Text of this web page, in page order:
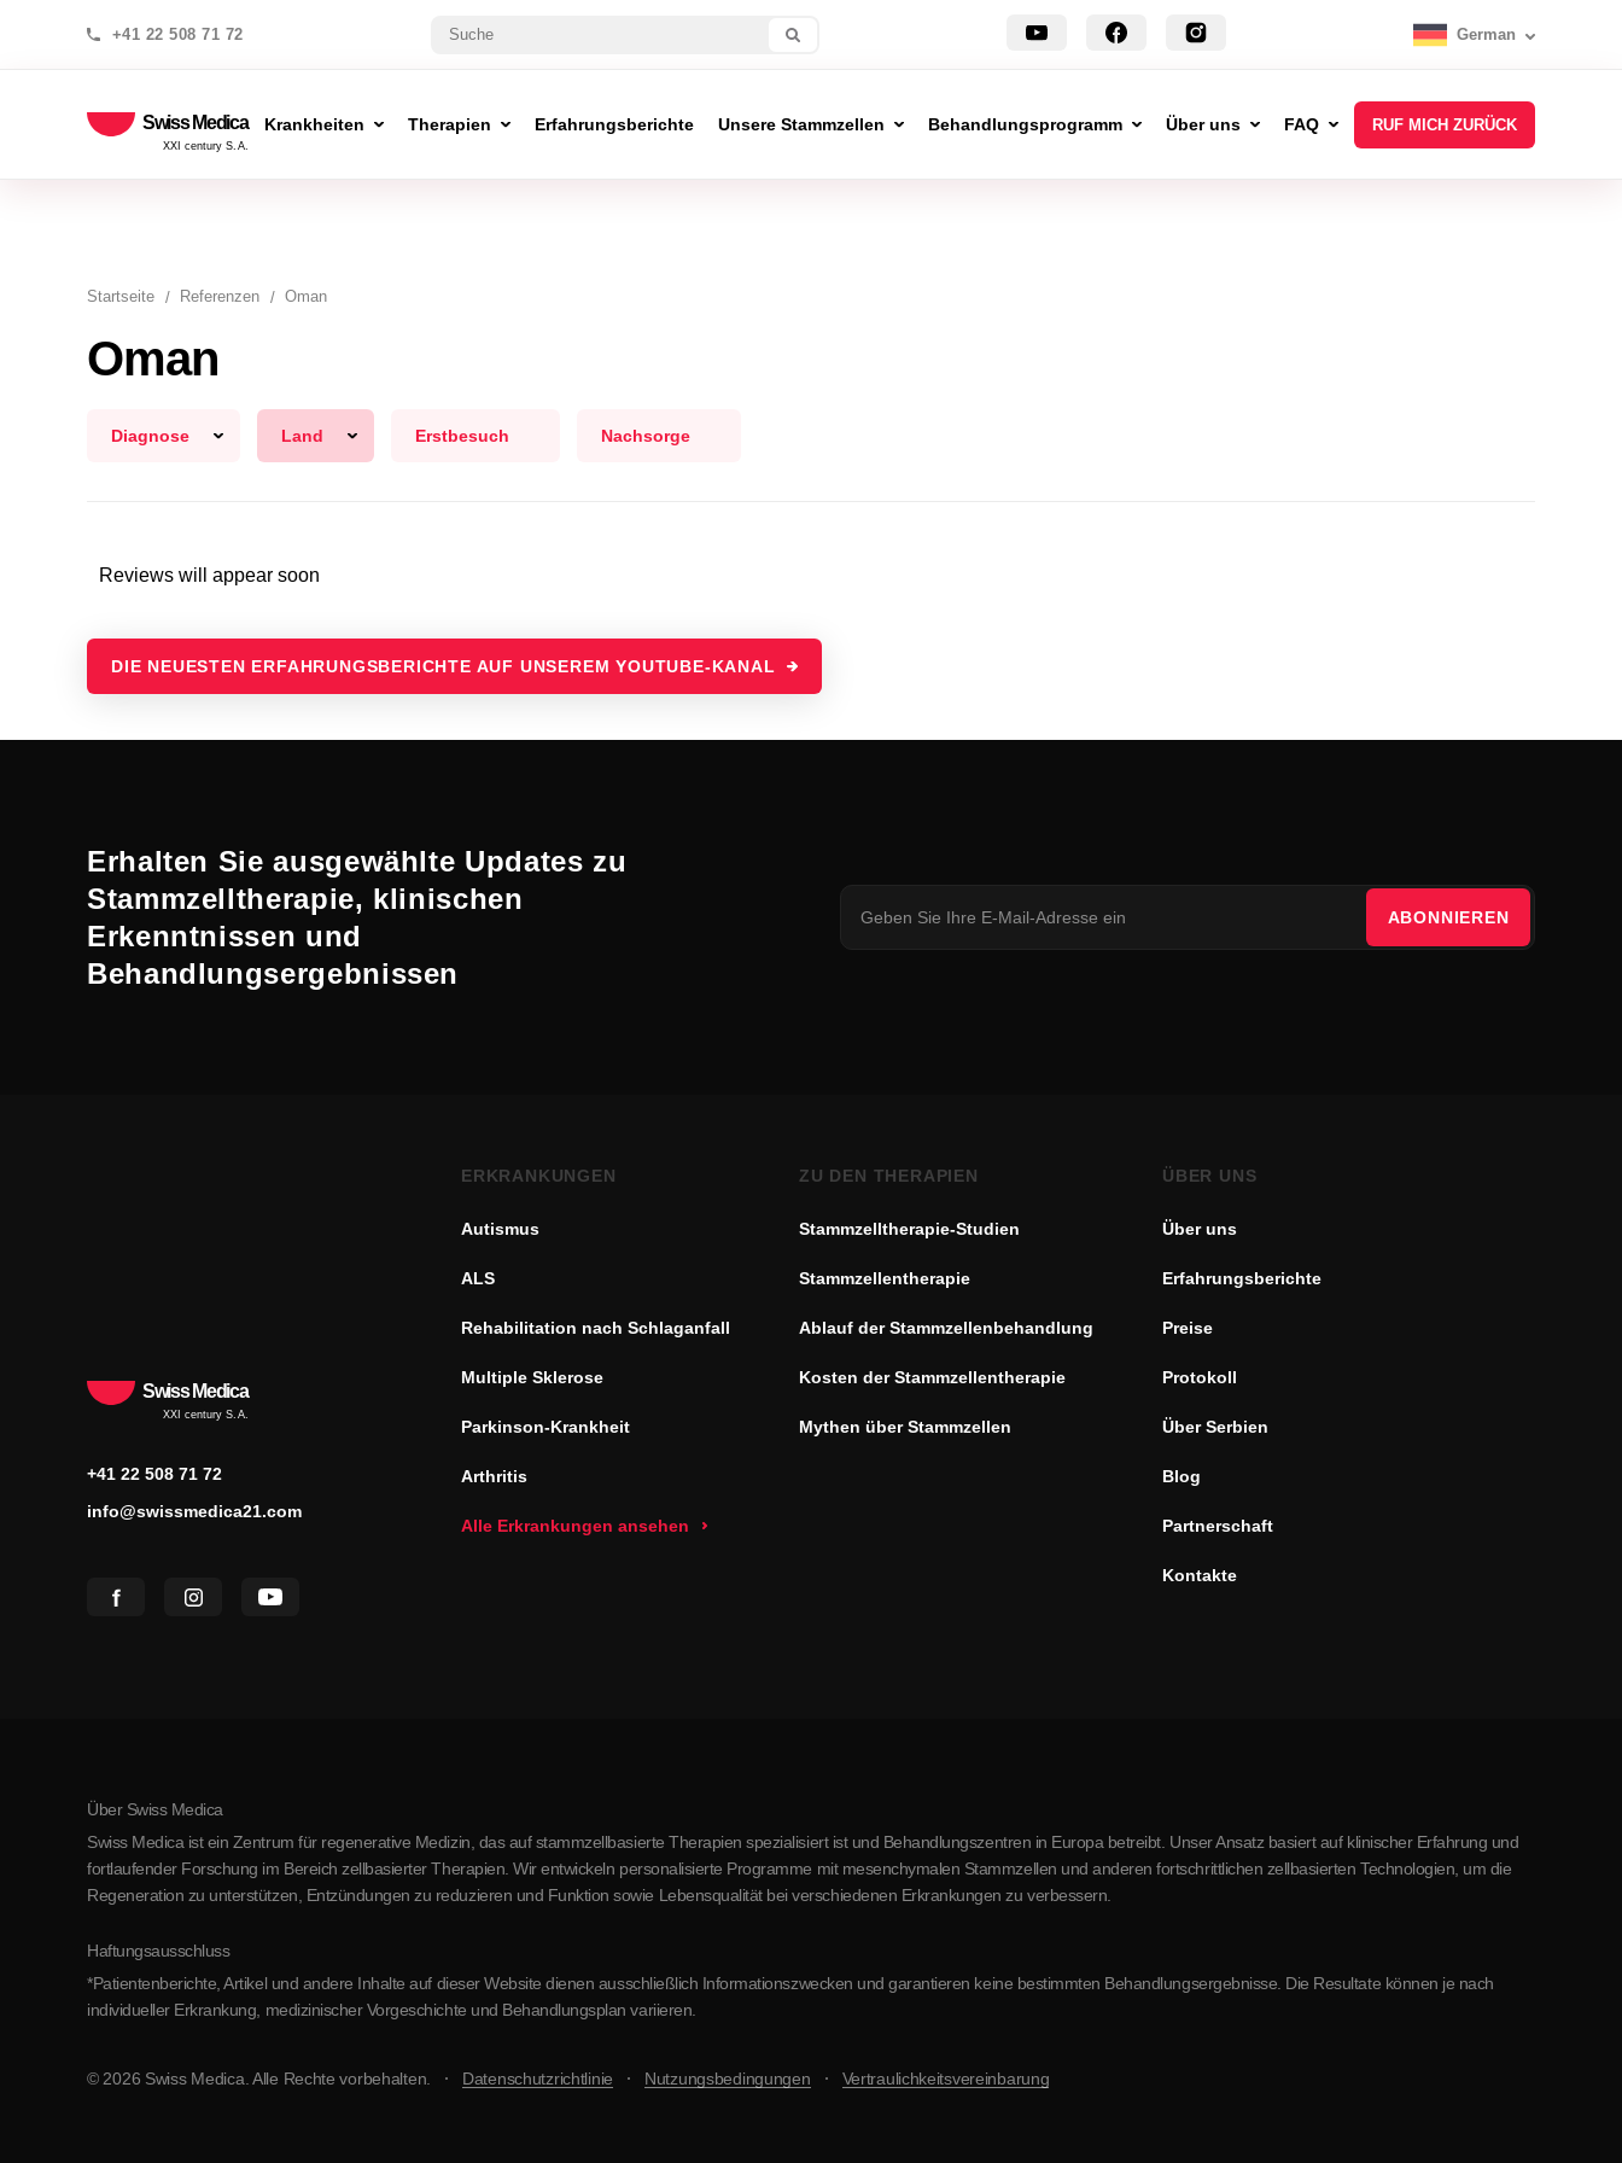
+41 22 508 71 72 German
Swiss Medica
XXI century S.A.
Krankheiten Therapien Erfahrungsberichte Unsere Stammzellen Behandlungsprogramm Über uns FAQ RUF MICH ZURÜCK
Startseite Referenzen Oman
Oman
Diagnose Land Erstbesuch Nachsorge
Reviews will appear soon
DIE NEUESTEN ERFAHRUNGSBERICHTE AUF UNSEREM YOUTUBE-KANAL
Erhalten Sie ausgewählte Updates zu
Stammzelltherapie, klinischen
Erkenntnissen und
Behandlungsergebnissen
ABONNIEREN
Swiss Medica
XXI century S.A.
+41 22 508 71 72
info@swissmedica21.com
ERKRANKUNGEN
Autismus
ALS
Rehabilitation nach Schlaganfall
Multiple Sklerose
Parkinson-Krankheit
Arthritis
Alle Erkrankungen ansehen
ZU DEN THERAPIEN
Stammzelltherapie-Studien
Stammzellentherapie
Ablauf der Stammzellenbehandlung
Kosten der Stammzellentherapie
Mythen über Stammzellen
ÜBER UNS
Über uns
Erfahrungsberichte
Preise
Protokoll
Über Serbien
Blog
Partnerschaft
Kontakte
Über Swiss Medica
Swiss Medica ist ein Zentrum für regenerative Medizin, das auf stammzellbasierte Therapien spezialisiert ist und Behandlungszentren in Europa betreibt. Unser Ansatz basiert auf klinischer Erfahrung und
fortlaufender Forschung im Bereich zellbasierter Therapien. Wir entwickeln personalisierte Programme mit mesenchymalen Stammzellen und anderen fortschrittlichen zellbasierten Technologien, um die
Regeneration zu unterstützen, Entzündungen zu reduzieren und Funktion sowie Lebensqualität bei verschiedenen Erkrankungen zu verbessern.
Haftungsausschluss
*Patientenberichte, Artikel und andere Inhalte auf dieser Website dienen ausschließlich Informationszwecken und garantieren keine bestimmten Behandlungsergebnisse. Die Resultate können je nach
individueller Erkrankung, medizinischer Vorgeschichte und Behandlungsplan variieren.
© 2026 Swiss Medica. Alle Rechte vorbehalten. Datenschutzrichtlinie Nutzungsbedingungen Vertraulichkeitsvereinbarung